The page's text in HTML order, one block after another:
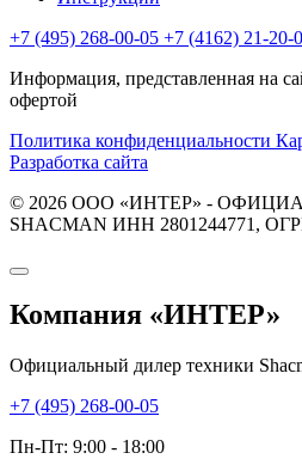
+7 (495) 268-00-05 +7 (4162) 21-20-
Информация, представленная на
офертой
Политика конфиденциальности
Разработка сайта
© 2026 ООО «ИНТЕР» -
SHACMAN ИНН 2801244771,
Компания «ИНТЕР»
Официальный дилер техники
+7 (495) 268-00-05
Пн-Пт: 9:00 - 18:00